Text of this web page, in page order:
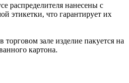
распределителя нанесены с
этикетки, что гарантирует их
торговом зале изделие пакуется на
картона.